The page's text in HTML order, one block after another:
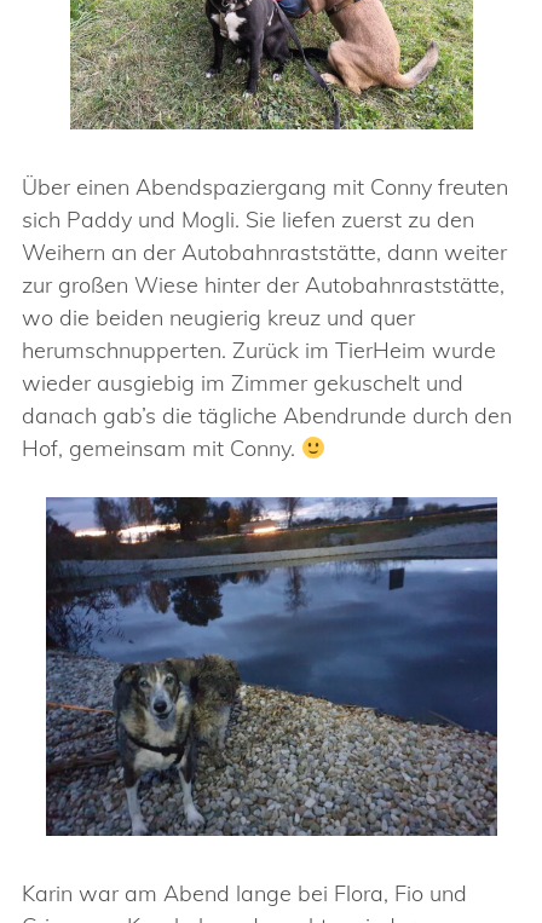
Über einen Abendspaziergang mit Conny freuten
sich Paddy und Mogli. Sie liefen zuerst zu den
Weihern an der Autobahnraststätte, dann weiter
zur großen Wiese hinter der Autobahnraststätte,
wo die beiden neugierig kreuz und quer
herumschnupperten. Zurück im TierHeim wurde
wieder ausgiebig im Zimmer gekuschelt und
danach gab’s die tägliche Abendrunde durch den
Hof, gemeinsam mit Conny.
Karin war am Abend lange bei Flora, Fio und